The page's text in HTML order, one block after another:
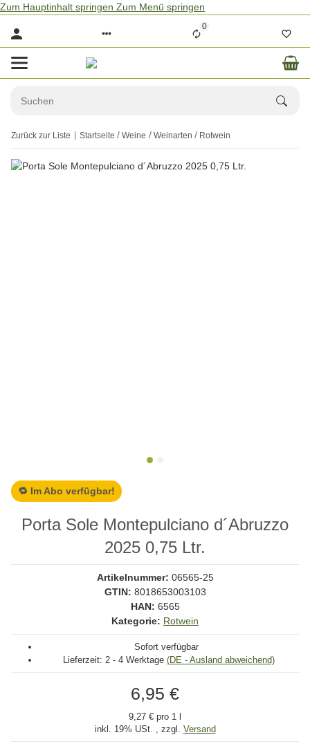
Zum Hauptinhalt springen Zum Menü springen
0
Zurück zur Liste Startseite Weine Weinarten Rotwein
Porta Sole Montepulciano d´Abruzzo
2025 0,75 Ltr.
🔁 Im Abo verfügbar!
Artikelnummer: 06565-25
GTIN: 8018653003103
HAN: 6565
Kategorie: Rotwein
Sofort verfügbar
Lieferzeit: 2 - 4 Werktage (DE - Ausland abweichend)
6,95 €
9,27 € pro 1 l
inkl. 19% USt. , zzgl. Versand